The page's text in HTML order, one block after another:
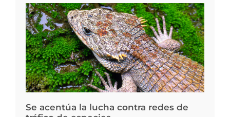
Se acentúa la lucha contra redes de